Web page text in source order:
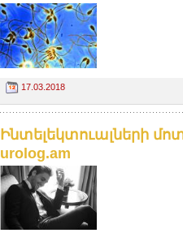
17.03.2018
Ինտելեկտուալների
urolog.am